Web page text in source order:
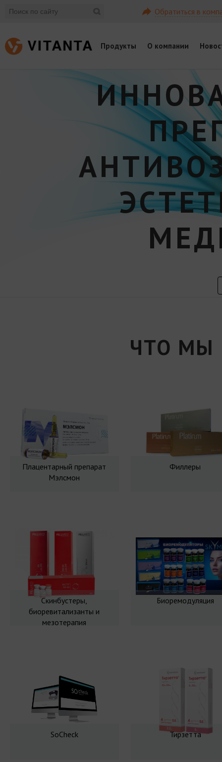
Обратиться в
Продукты О компании
ЧТО МЫ
Плацентарный препарат
Мэлсмон
Филлеры
Скинбустеры,
биоревитализанты и
мезотерапия
Биоремодуляция
SoCheck Тирзетта